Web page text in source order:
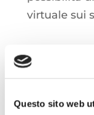
Questo sito web
virtuale sui
dopo la